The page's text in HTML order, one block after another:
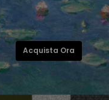
Acquista Ora